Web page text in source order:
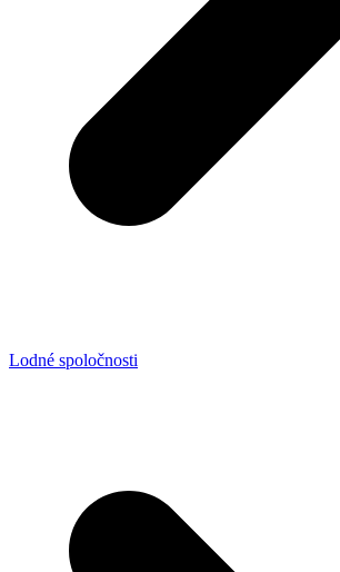
Lodné spoločnosti